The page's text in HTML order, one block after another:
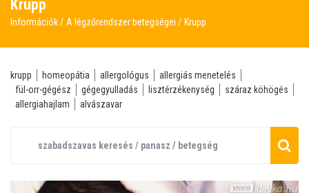
Krupp
Információk A légzőrendszer betegségei Krupp
krupp homeopátia allergológus
allergiás menetelés
fül-orr-gégész
gégegyulladás lisztérzékenység
száraz köhögés
allergiahajlam
alvászavar